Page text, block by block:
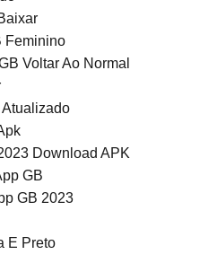
Feminino
Voltar Ao Normal
Download APK
GB
GB 2023
E Preto